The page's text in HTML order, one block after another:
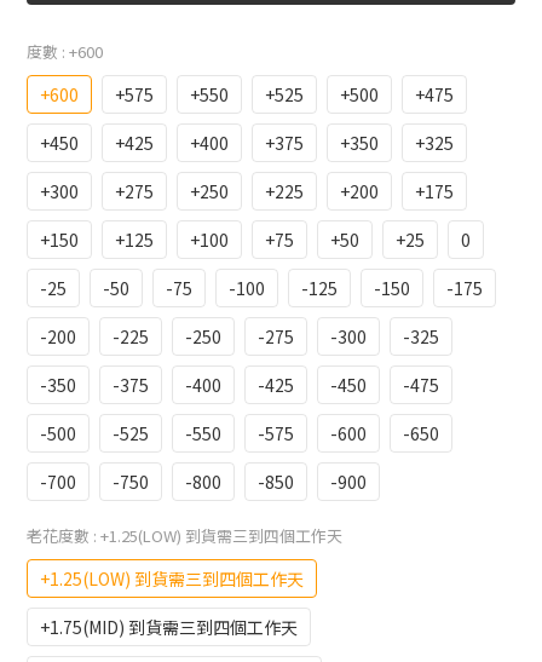
度數 : +600
+600 +575 +550 +525 +500
+475
+450
+425 +400 +375 +350
+325
+300
+275 +250 +225 +200
+175
+150
+125 +100 +75 +50 +25
0
-25
-50 -75 -100 -125 -150
-175
-200
-225 -250 -275 -300
-325
-350
-375 -400 -425 -450
-475
-500
-525 -550 -575 -600
-650
-700
-750 -800 -850 -900
老花度數 : +1.25(LOW) 到貨需三到四個工作天
+1.25(LOW) 到貨需三到四個工作天
+1.75(MID) 到貨需三到四個工作天